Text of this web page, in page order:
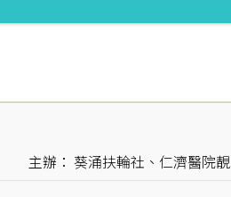
主辦： 葵涌扶輪社、仁濟醫院